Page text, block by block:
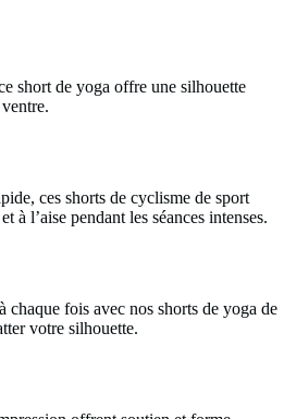
short de yoga offre une silhouette
ces shorts de cyclisme de sport
à l’aise pendant les séances intenses.
chaque fois avec nos shorts de yoga de
votre silhouette.